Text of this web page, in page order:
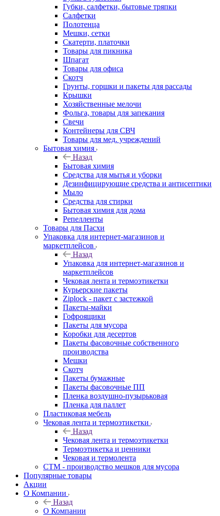
Губки, салфетки, бытовые тряпки
Салфетки
Полотенца
Мешки, сетки
Скатерти, платочки
Товары для пикника
Шпагат
Товары для офиса
Скотч
Грунты, горшки и пакеты для рассады
Крышки
Хозяйственные мелочи
Фольга, товары для запекания
Свечи
Контейнеры для СВЧ
Товары для мед. учреждений
Бытовая химия
Назад
Бытовая химия
Средства для мытья и уборки
Дезинфицирующие средства и антисептики
Мыло
Средства для стирки
Бытовая химия для дома
Репелленты
Товары для Пасхи
Упаковка для интернет-магазинов и
маркетплейсов
Назад
Упаковка для интернет-магазинов и
маркетплейсов
Чековая лента и термоэтикетки
Курьерские пакеты
Ziplock - пакет с застежкой
Пакеты-майки
Гофроящики
Пакеты для мусора
Коробки для десертов
Пакеты фасовочные собственного
производства
Мешки
Скотч
Пакеты бумажные
Пакеты фасовочные ПП
Пленка воздушно-пузырьковая
Пленка для паллет
Пластиковая мебель
Чековая лента и термоэтикетки
Назад
Чековая лента и термоэтикетки
Термоэтикетка и ценники
Чековая и термолента
СТМ - производство мешков для мусора
Популярные товары
Акции
О Компании
Назад
О Компании